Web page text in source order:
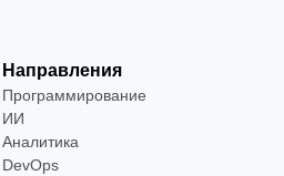
Направления
Программирование
ИИ
Аналитика
DevOps